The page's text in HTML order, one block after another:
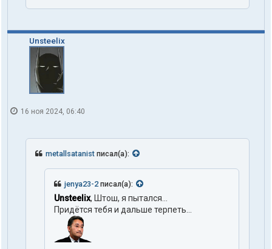
Unsteelix
16 ноя 2024, 06:40
metallsatanist писал(а):
jenya23-2писал(а):
Unsteelix, Штош, я пытался...
Придётся тебя и дальше терпеть...